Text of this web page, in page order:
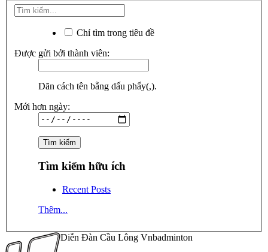
Chỉ tìm trong tiêu đề
Được gửi bởi thành viên:
Dãn cách tên bằng dấu phẩy(,).
Mới hơn ngày:
Tìm kiếm hữu ích
Recent Posts
Thêm...
Diễn Đàn Cầu Lông Vnbadminton